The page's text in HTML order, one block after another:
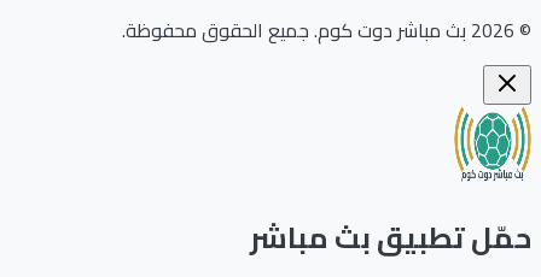
بث مباشر دوت كوم.جميع الحقوق محفوظة.
تطبيق بث مباشر